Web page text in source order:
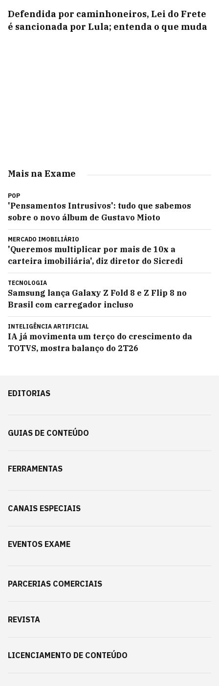
Defendida por caminhoneiros, Lei do Frete
é sancionada por Lula; entenda o que muda
Mais na Exame
POP
'Pensamentos Intrusivos': tudo que sabemos
sobre o novo álbum de Gustavo Mioto
MERCADO IMOBILIÁRIO
'Queremos multiplicar por mais de 10x a
carteira imobiliária', diz diretor do Sicredi
TECNOLOGIA
Samsung lança Galaxy Z Fold 8 e Z Flip 8 no
Brasil com carregador incluso
INTELIGÊNCIA ARTIFICIAL
IA já movimenta um terço do crescimento da
TOTVS, mostra balanço do 2T26
EDITORIAS
GUIAS DE CONTEÚDO
FERRAMENTAS
CANAIS ESPECIAIS
EVENTOS EXAME
PARCERIAS COMERCIAIS
REVISTA
LICENCIAMENTO DE CONTEÚDO